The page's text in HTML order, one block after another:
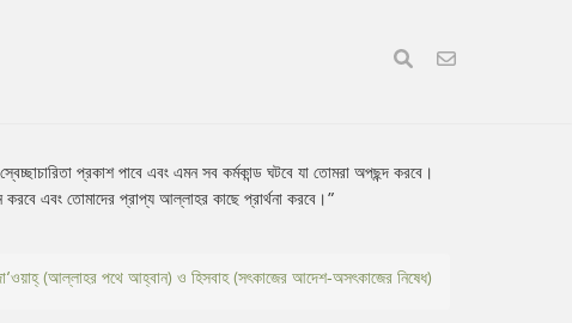
এবং তোমাদের প্রাপ্য আল্লাহর কাছে প্রার্থনা করবে।”
(আল্লাহর পথে আহ্বান) ও হিসবাহ (সৎকাজের আদেশ-অসৎকাজের নিষেধ)